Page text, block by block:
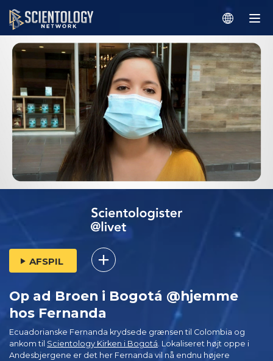
AFSPIL
Op ad Broen i Bogotá @hjemme
hos Fernanda
Ecuadorianske Fernanda krydsede grænsen til Colombia og
ankom til Scientology Kirken i Bogotá . Lokaliseret højt oppe i
Andesbjergene er det her Fernanda vil nå endnu højere